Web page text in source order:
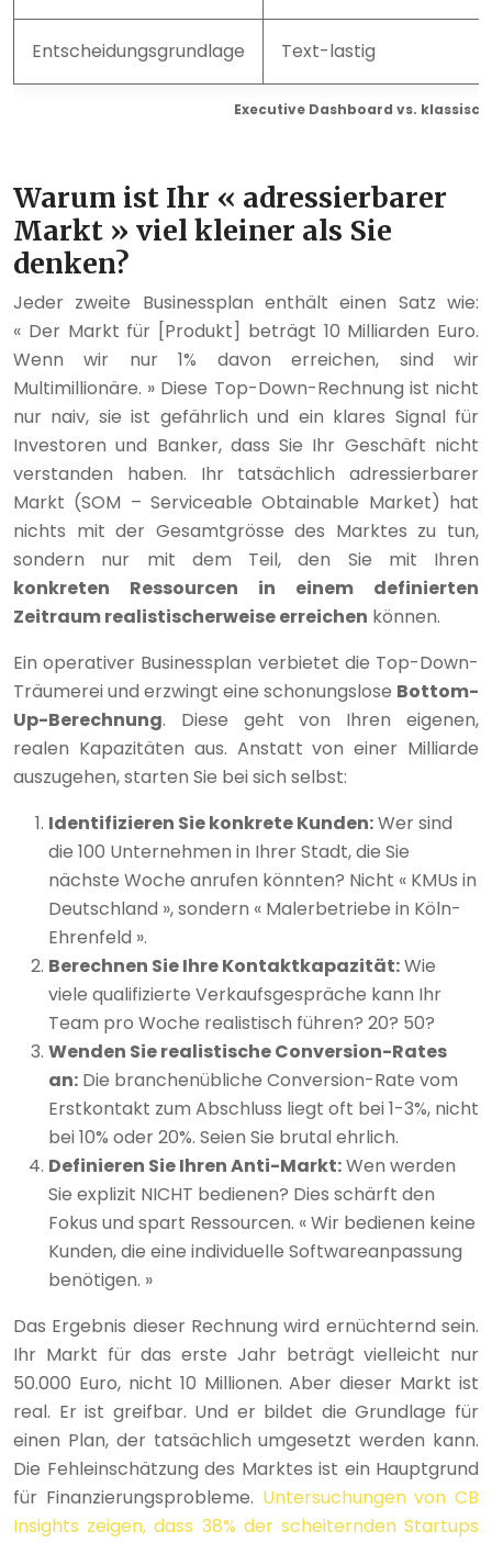
Executive Dashboard vs.
Entscheidungsgrundlage Text-lastig
Warum ist Ihr « adressierbarer
Markt » viel kleiner als Sie
denken?
Jeder zweite Businessplan enthält einen Satz wie:
« Der Markt für [Produkt] beträgt 10 Milliarden Euro.
Wenn wir nur 1% davon erreichen, sind wir
Multimillionäre. » Diese Top-Down-Rechnung ist nicht
nur naiv, sie ist gefährlich und ein klares Signal für
Investoren und Banker, dass Sie Ihr Geschäft nicht
verstanden haben. Ihr tatsächlich adressierbarer
Markt (SOM – Serviceable Obtainable Market) hat
nichts mit der Gesamtgrösse des Marktes zu tun,
sondern nur mit dem Teil, den Sie mit Ihren
konkreten Ressourcen in einem definierten
Zeitraum realistischerweise erreichen können.
Ein operativer Businessplan verbietet die Top-Down-
Träumerei und erzwingt eine schonungslose Bottom-
Up-Berechnung. Diese geht von Ihren eigenen,
realen Kapazitäten aus. Anstatt von einer Milliarde
auszugehen, starten Sie bei sich selbst:
Identifizieren Sie konkrete Kunden:Wer sind
die 100 Unternehmen in Ihrer Stadt, die Sie
nächste Woche anrufen könnten? Nicht « KMUs in
Deutschland », sondern « Malerbetriebe in Köln-
Ehrenfeld ».
Berechnen Sie Ihre Kontaktkapazität:Wie
viele qualifizierte Verkaufsgespräche kann Ihr
Team pro Woche realistisch führen? 20? 50?
Wenden Sie realistische Conversion-Rates
an: Die branchenübliche Conversion-Rate vom
Erstkontakt zum Abschluss liegt oft bei 1-3%, nicht
bei 10% oder 20%. Seien Sie brutal ehrlich.
Definieren Sie Ihren Anti-Markt:Wen werden
Sie explizit NICHT bedienen? Dies schärft den
Fokus und spart Ressourcen. « Wir bedienen keine
Kunden, die eine individuelle Softwareanpassung
benötigen. »
Das Ergebnis dieser Rechnung wird ernüchternd sein.
Ihr Markt für das erste Jahr beträgt vielleicht nur
50.000 Euro, nicht 10 Millionen. Aber dieser Markt ist
real. Er ist greifbar. Und er bildet die Grundlage für
einen Plan, der tatsächlich umgesetzt werden kann.
Die Fehleinschätzung des Marktes ist ein Hauptgrund
für Finanzierungsprobleme. Untersuchungen von CB
Insights zeigen, dass 38% der scheiternden Startups